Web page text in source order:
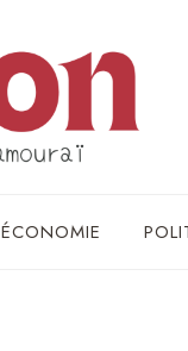
ÉCONOMIE